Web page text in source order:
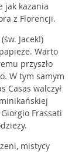
jak kazania
z Florencji.
Jacek!)
Warto
przyszło
W tym samym
Casas walczył
Frassati
mistycy